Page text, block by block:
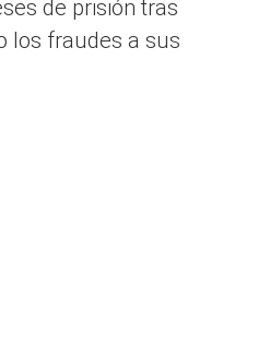
de prisión tras
los fraudes a sus